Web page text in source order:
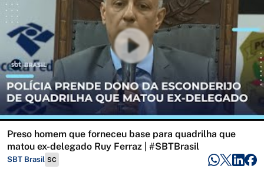
Preso homem que forneceu base para quadrilha que
matou ex-delegado Ruy Ferraz | #SBTBrasil
SBT Brasil SC